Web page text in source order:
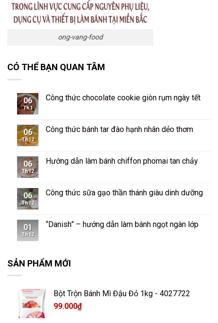
ong-vang-food
CÓ THỂ BẠN QUAN TÂM
06
Th1
Công thức chocolate cookie giòn rụm ngày tết
06
Th12
Công thức bánh tar đào hạnh nhân dẻo thơm
06
Th12
Hướng dẫn làm bánh chiffon phomai tan chảy
06
Th12
Công thức sữa gạo thần thánh giàu dinh dưỡng
01
Th12
“Danish” – hướng dẫn làm bánh ngọt ngàn lớp
SẢN PHẨM MỚI
Bột Trộn Bánh Mì Đậu Đỏ 1kg - 4027722
99.000₫